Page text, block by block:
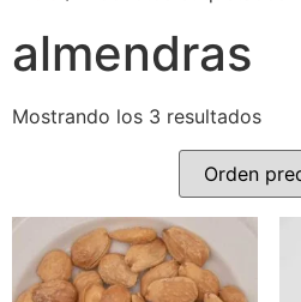
almendras
Mostrando los 3 resultados